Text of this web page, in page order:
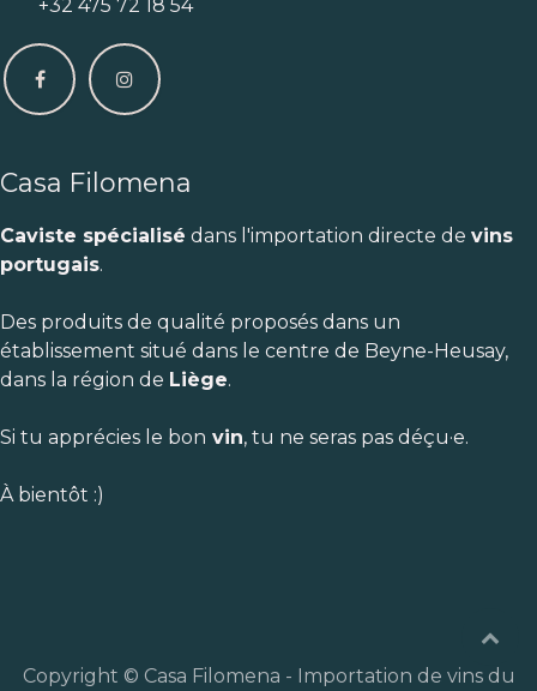
+32 475 72 18 54
Casa Filomena
Caviste spécialisé dans l'importation directe de vins
portugais.
Des produits de qualité proposés dans un
établissement situé dans le centre de Beyne-Heusay,
dans la région de Liège.
Si tu apprécies le bon vin, tu ne seras pas déçu·e.
À bientôt :)
Copyright © Casa Filomena - Importation de vins du